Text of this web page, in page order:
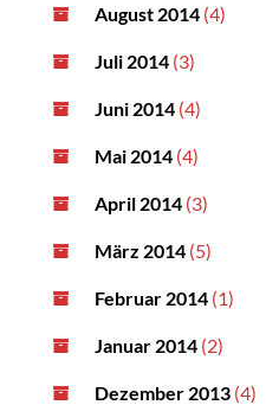
August 2014 (4)
Juli 2014 (3)
Juni 2014 (4)
Mai 2014 (4)
April 2014 (3)
März 2014 (5)
Februar 2014 (1)
Januar 2014 (2)
Dezember 2013 (4)